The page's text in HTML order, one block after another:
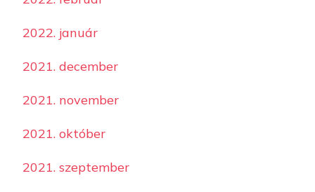
2022. január
2021. december
2021. november
2021. október
2021. szeptember